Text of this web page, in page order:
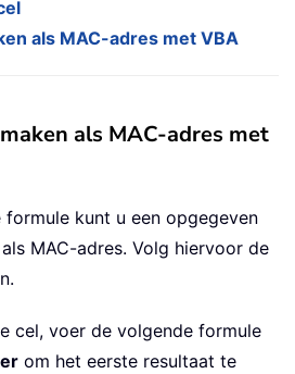
als MAC-adres met VBA
als MAC-adres met
kunt u een opgegeven
MAC-adres. Volg hiervoor de
cel, voer de volgende formule
om het eerste resultaat te